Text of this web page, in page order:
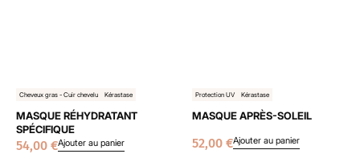
Cheveux gras - Cuir chevelu Kérastase
MASQUE RÉHYDRATANT
SPÉCIFIQUE
54,00 €Ajouter au panier
Protection UV Kérastase
MASQUE APRÈS-SOLEIL
52,00 €Ajouter au panier